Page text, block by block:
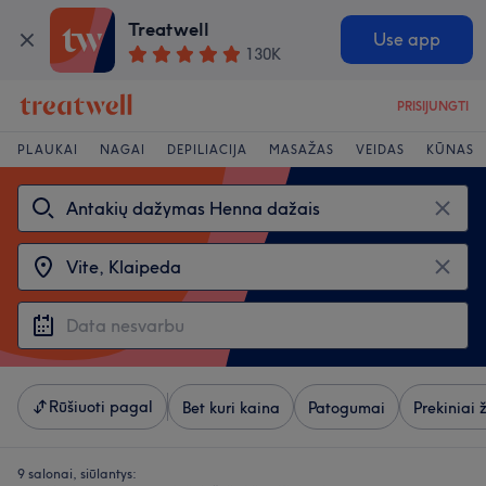
Treatwell
130K
Use app
PRISIJUNGTI
PLAUKAI NAGAI DEPILIACIJA MASAŽAS VEIDAS KŪNAS
Rūšiuoti pagal Bet kuri kaina Patogumai Prekiniai
9 salonai, siūlantys: